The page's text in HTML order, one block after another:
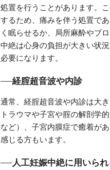
処置を行うことがあります。
するため、痛みを伴う処置で
く眠らせるか、局所麻酔やブ
中絶は心身の負担が大きい状
必要になります。
経腟超音波や内診
通常、経腟超音波や内診は大
トラウマや子宮や腟の解剖学
など）、子宮内膜症で癒着が
感じる方もいます。
人工妊娠中絶に用いら